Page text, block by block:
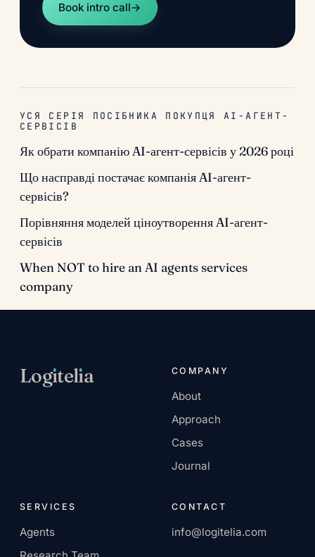
Book intro call→
УСЯ СЕРІЯ ПОСІБНИКА ПОКУПЦЯ AI-АГЕНТ-
СЕРВІСІВ
Як обрати компанію AI-агент-сервісів у 2026 році
Що насправді постачає компанія AI-агент-
сервісів?
Порівняння моделей ціноутворення AI-агент-
сервісів
When NOT to hire an AI agents services
company
Logıtelıa COMPANY
About
Approach
Cases
Journal
SERVICES
Agents
CONTACT
info@logitelia.com